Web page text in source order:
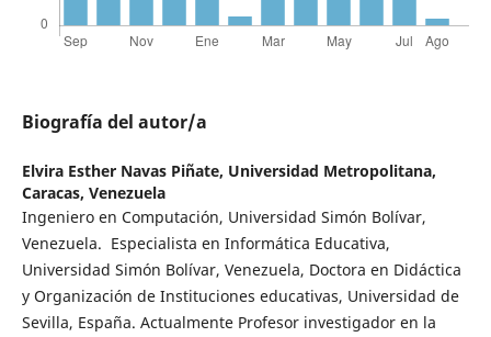
Biografía del autor/a
Elvira Esther Navas Piñate, Universidad Metropolitana,
Caracas, Venezuela
Ingeniero en Computación, Universidad Simón Bolívar,
Venezuela. Especialista en Informática Educativa,
Universidad Simón Bolívar, Venezuela, Doctora en Didáctica
y Organización de Instituciones educativas, Universidad de
Sevilla, España. Actualmente Profesor investigador en la